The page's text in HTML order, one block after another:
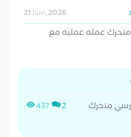
21 June, 2026
عمله عمليه مع
437 2
متحرك